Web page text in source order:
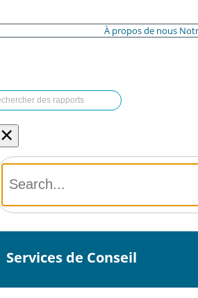
À propos de nous
×
Services de Conseil